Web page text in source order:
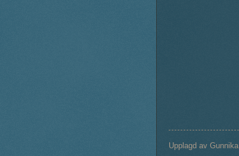
Upplagd av Gunnika